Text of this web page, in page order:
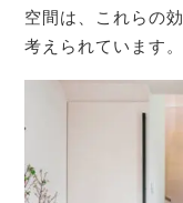
空間は、これらの
考えられています。